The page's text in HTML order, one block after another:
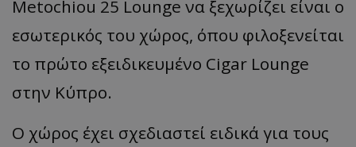
Metochiou 25 Lounge να ξεχωρίζει είναι ο
εσωτερικός του χώρος, όπου φιλοξενείται
το πρώτο εξειδικευμένο Cigar Lounge
στην Κύπρο.
Ο χώρος έχει σχεδιαστεί ειδικά για τους